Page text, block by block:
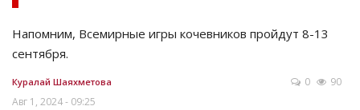
Напомним, Всемирные игры кочевников пройдут 8-13
сентября.
Куралай Шаяхметова
Авг 1, 2024 - 09:25
0 90